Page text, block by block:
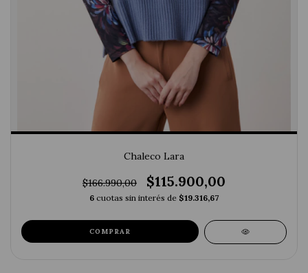
Chaleco Lara
$166.990,00 $115.900,00
6 cuotas sin interés de $19.316,67
COMPRAR